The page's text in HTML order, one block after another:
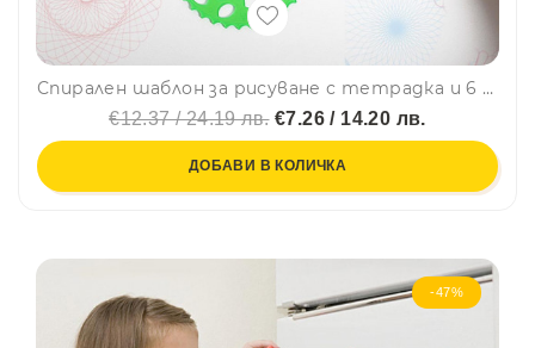
Спирален шаблон за рисуване с тетрадка и 6 цветна химикалка 2112
€12.37 / 24.19 лв.€7.26 / 14.20 лв.
ДОБАВИ В КОЛИЧКА
-47%